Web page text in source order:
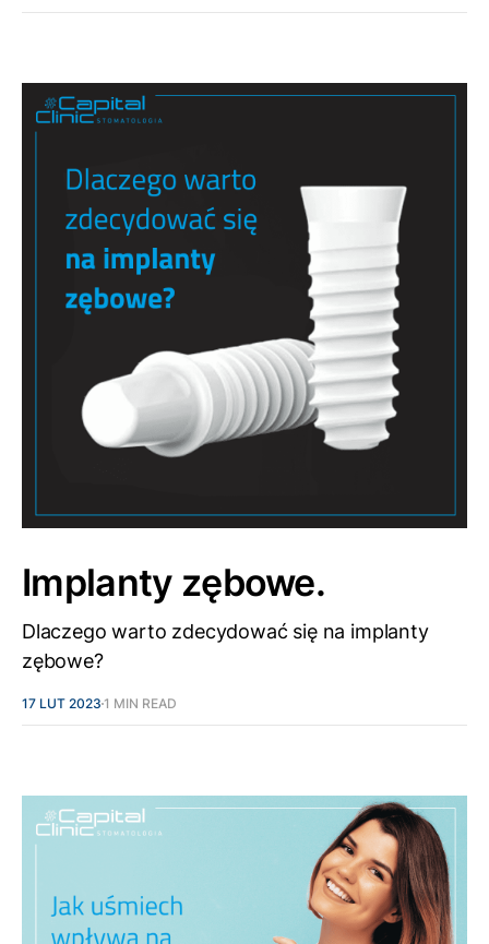
Implanty zębowe.
Dlaczego warto zdecydować się na implanty
zębowe?
17 LUT 2023 1 MIN READ